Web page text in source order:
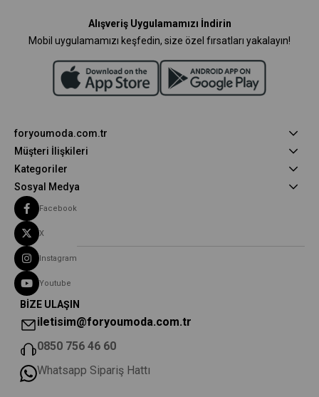
Alışveriş Uygulamamızı İndirin
Mobil uygulamamızı keşfedin, size özel fırsatları yakalayın!
foryoumoda.com.tr
Müşteri İlişkileri
Kategoriler
Sosyal Medya
Facebook
X
Instagram
Youtube
BİZE ULAŞIN
iletisim@foryoumoda.com.tr
0850 756 46 60
Whatsapp Sipariş Hattı